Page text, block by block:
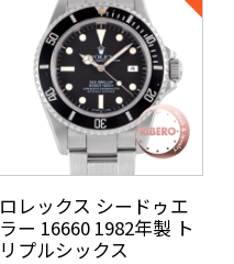
ロレックス シードゥエ
ラー 16660 1982年製 ト
リプルシックス